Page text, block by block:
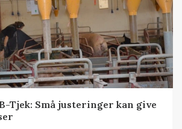
Tjek: Små justeringer kan give